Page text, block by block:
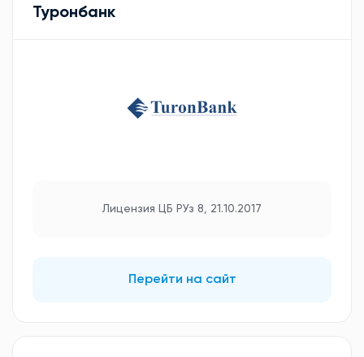
Туронбанк
Лицензия ЦБ РУз 8, 21.10.2017
Перейти на сайт